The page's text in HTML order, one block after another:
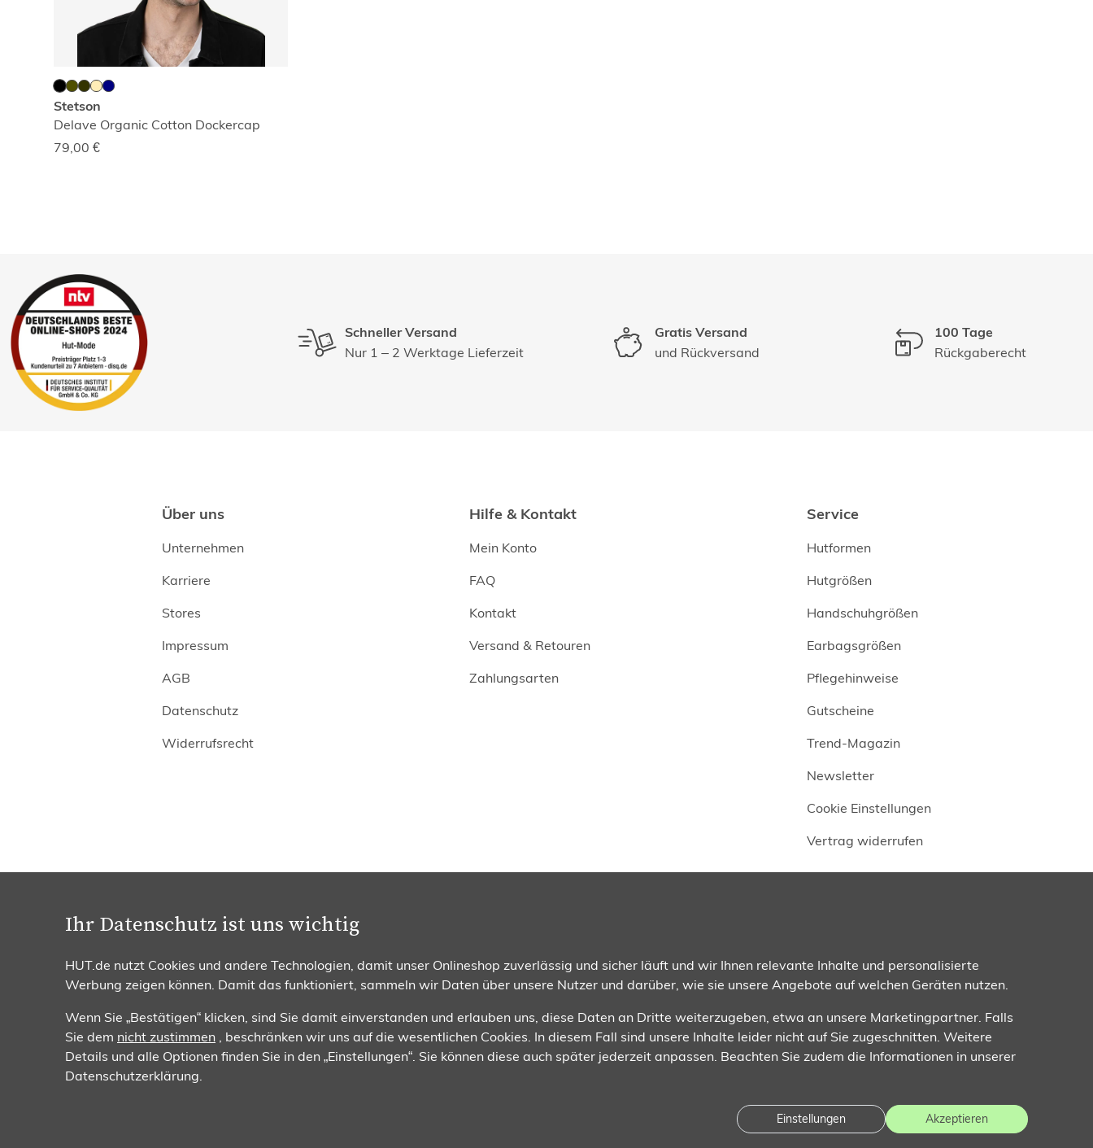
Ihr Datenschutz ist uns wichtig
HUT.de nutzt Cookies und andere Technologien, damit unser Onlineshop zuverlässig und sicher läuft und wir Ihnen relevante Inhalte und personalisierte
Werbung zeigen können. Damit das funktioniert, sammeln wir Daten über unsere Nutzer und darüber, wie sie unsere Angebote auf welchen Geräten nutzen.
Wenn Sie „Bestätigen“ klicken, sind Sie damit einverstanden und erlauben uns, diese Daten an Dritte weiterzugeben, etwa an unsere Marketingpartner. Falls
Sie dem nicht zustimmen , beschränken wir uns auf die wesentlichen Cookies. In diesem Fall sind unsere Inhalte leider nicht auf Sie zugeschnitten. Weitere
Details und alle Optionen finden Sie in den „Einstellungen“. Sie können diese auch später jederzeit anpassen. Beachten Sie zudem die Informationen in unserer
Datenschutzerklärung.
Einstellungen Akzeptieren
Stetson
Delave Organic Cotton Dockercap
79,00 €
Schneller Versand
Nur 1 – 2 Werktage Lieferzeit
Gratis Versand
und Rückversand
100 Tage
Rückgaberecht
Über uns
Unternehmen
Karriere
Stores
Impressum
AGB
Datenschutz
Widerrufsrecht
Hilfe & Kontakt
Mein Konto
FAQ
Kontakt
Versand & Retouren
Zahlungsarten
Service
Hutformen
Hutgrößen
Handschuhgrößen
Earbagsgrößen
Pflegehinweise
Gutscheine
Trend-Magazin
Newsletter
Cookie Einstellungen
Vertrag widerrufen
Beratung & Bestellung
0251 / 932 169 95
Mo. - Fr. 08:00 - 17:00 Uhr
Zahlungsmethoden